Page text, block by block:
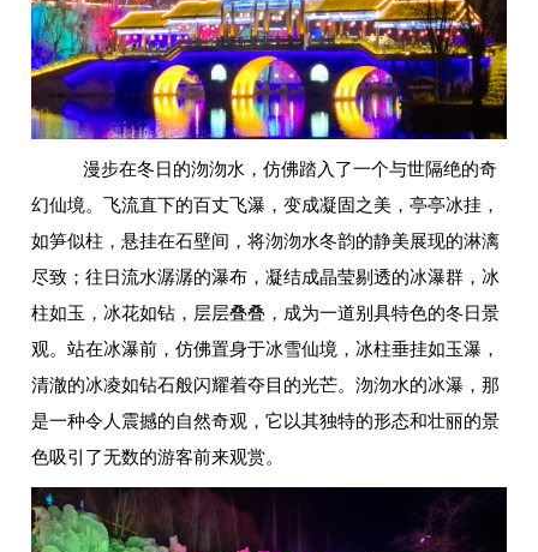
漫步在冬日的沕沕水，仿佛踏入了一个与世隔绝的奇
幻仙境。飞流直下的百丈飞瀑，变成凝固之美，亭亭冰挂，
如笋似柱，悬挂在石壁间，将沕沕水冬韵的静美展现的淋漓
尽致；往日流水潺潺的瀑布，凝结成晶莹剔透的冰瀑群，冰
柱如玉，冰花如钻，层层叠叠，成为一道别具特色的冬日景
观。站在冰瀑前，仿佛置身于冰雪仙境，冰柱垂挂如玉瀑，
清澈的冰凌如钻石般闪耀着夺目的光芒。沕沕水的冰瀑，那
是一种令人震撼的自然奇观，它以其独特的形态和壮丽的景
色吸引了无数的游客前来观赏。